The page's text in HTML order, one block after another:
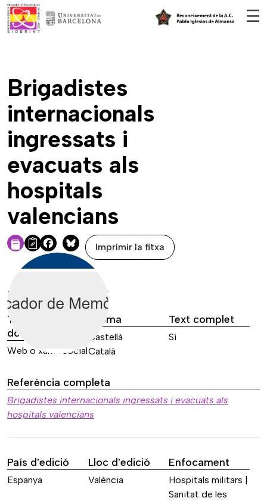
☰
Brigadistes
internacionals
ingressats i
evacuats als
hospitals
valencians
Facebook
Bluesky
Imprimir la fitxa
DADES DE LA FONT
Tipus de font
documental
Web o xarxa social
Idioma
Castellà
Català
Text complet
Sí
Referència completa
Brigadistes internacionals ingressats i evacuats als
hospitals valencians
País d'edició
Espanya
Lloc d'edició
València
Enfocament
Hospitals militars |
Sanitat de les